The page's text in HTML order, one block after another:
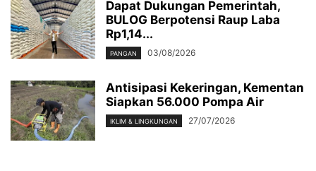
Dapat Dukungan Pemerintah,
BULOG Berpotensi Raup Laba
Rp1,14...
PANGAN 03/08/2026
Antisipasi Kekeringan, Kementan
Siapkan 56.000 Pompa Air
IKLIM & LINGKUNGAN 27/07/2026